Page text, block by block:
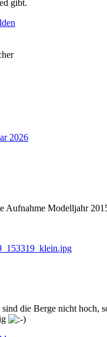
gibt.
2026
Aufnahme Modelljahr
die Berge nicht hoch,